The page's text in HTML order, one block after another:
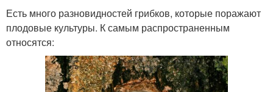
Есть много разновидностей грибков, которые поражают
плодовые культуры. К самым распространенным
относятся: